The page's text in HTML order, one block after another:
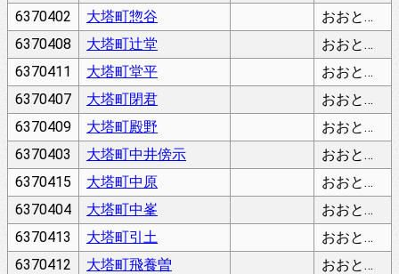
6370402
大塔町惣谷
おおとうちょうそうたに
6370408
大塔町辻堂
おおとうちょうつじどう
6370411
大塔町堂平
おおとうちょうどうひら
6370407
大塔町閉君
おおとうちょうとじきみ
6370409
大塔町殿野
おおとうちょうとのの
6370403
大塔町中井傍示
おおとうちょうなかいほうじ
6370415
大塔町中原
おおとうちょうなかばら
6370404
大塔町中峯
おおとうちょうなかみね
6370413
大塔町引土
おおとうちょうひきつち
6370412
大塔町飛養曽
おおとうちょうひよそ